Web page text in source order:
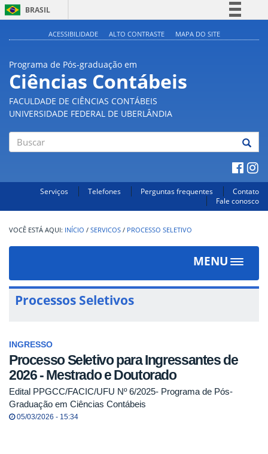
BRASIL
Acesso à informação
ACESSIBILIDADE ALTO CONTRASTE MAPA DO SITE
Programa de Pós-graduação em
Ciências Contábeis
FACULDADE DE CIÊNCIAS CONTÁBEIS
UNIVERSIDADE FEDERAL DE UBERLÂNDIA
Serviços Telefones Perguntas frequentes
Contato
Fale conosco
INÍCIO / SERVICOS / PROCESSO SELETIVO
MENU
Toggle
Processos Seletivos
INGRESSO
Processo Seletivo para Ingressantes de
2026 - Mestrado e Doutorado
Edital PPGCC/FACIC/UFU Nº 6/2025- Programa de Pós-
Graduação em Ciências Contábeis
05/03/2026 - 15:34